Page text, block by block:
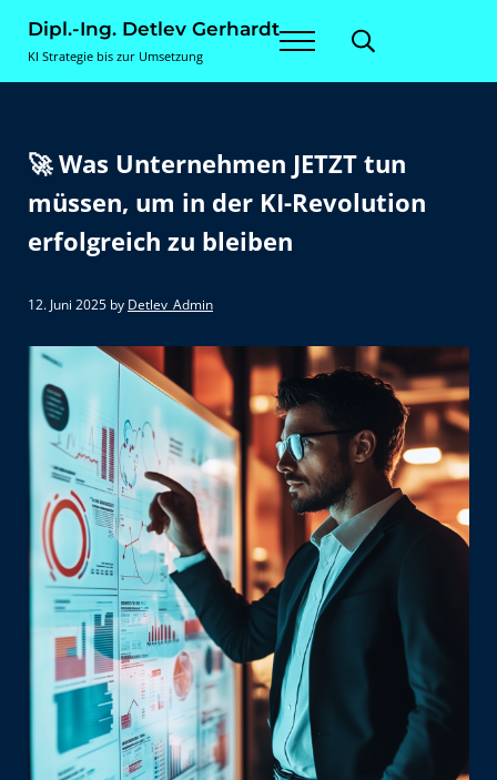
Dipl.-Ing. Detlev Gerhardt
KI Strategie bis zur Umsetzung Menu Search...
🚀 Was Unternehmen JETZT tun
müssen, um in der KI-Revolution
erfolgreich zu bleiben
12. Juni 2025 by Detlev_Admin